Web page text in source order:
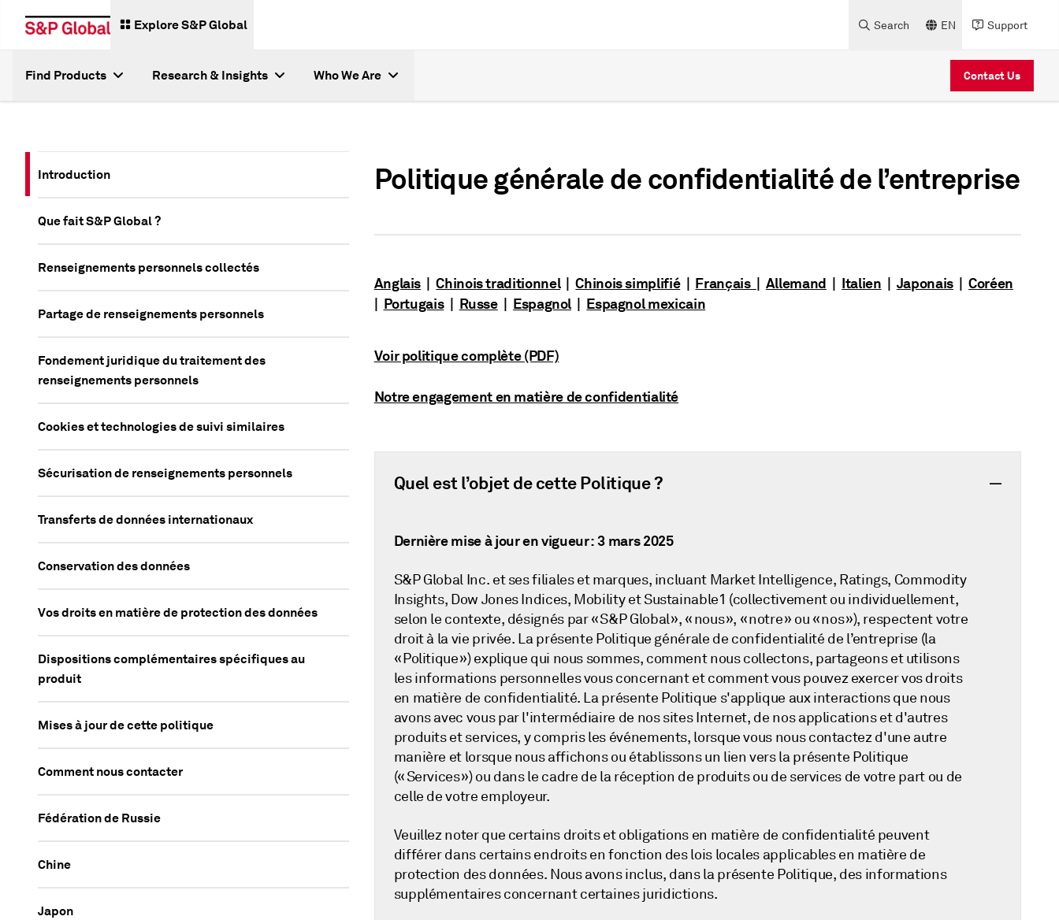
Explore S&P Global Search EN Support
Find Products Research & Insights Who We Are Contact Us
Introduction
Que fait S&P Global ?
Renseignements personnels collectés
Partage de renseignements personnels
Fondement juridique du traitement des
renseignements personnels
Cookies et technologies de suivi similaires
Sécurisation de renseignements personnels
Transferts de données internationaux
Conservation des données
Vos droits en matière de protection des données
Dispositions complémentaires spécifiques au
produit
Mises à jour de cette politique
Comment nous contacter
Fédération de Russie
Chine
Japon
Politique générale de confidentialité de l’entreprise
Anglais |Chinois traditionnel|Chinois simplifié| Français | Allemand | Italien | Japonais|Coréen
| Portugais| Russe| Espagnol | Espagnol mexicain
Voir politique complète (PDF)
Notre engagement en matière de confidentialité
Quel est l’objet de cette Politique ?
Dernière mise à jour en vigueur : 3 mars 2025
S&P Global Inc. et ses filiales et marques, incluant Market Intelligence, Ratings, Commodity
Insights, Dow Jones Indices, Mobility et Sustainable1 (collectivement ou individuellement,
selon le contexte, désignés par « S&P Global », « nous », « notre » ou « nos »), respectent votre
droit à la vie privée. La présente Politique générale de confidentialité de l’entreprise (la
« Politique ») explique qui nous sommes, comment nous collectons, partageons et utilisons
les informations personnelles vous concernant et comment vous pouvez exercer vos droits
en matière de confidentialité. La présente Politique s'applique aux interactions que nous
avons avec vous par l'intermédiaire de nos sites Internet, de nos applications et d'autres
produits et services, y compris les événements, lorsque vous nous contactez d'une autre
manière et lorsque nous affichons ou établissons un lien vers la présente Politique
(« Services ») ou dans le cadre de la réception de produits ou de services de votre part ou de
celle de votre employeur.
Veuillez noter que certains droits et obligations en matière de confidentialité peuvent
différer dans certains endroits en fonction des lois locales applicables en matière de
protection des données. Nous avons inclus, dans la présente Politique, des informations
supplémentaires concernant certaines juridictions.